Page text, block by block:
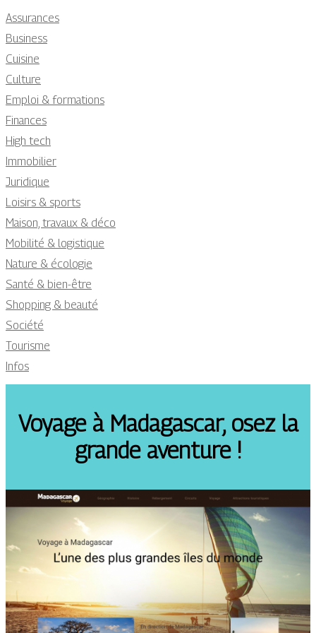
Assurances
Business
Cuisine
Culture
Emploi & formations
Finances
High tech
Immobilier
Juridique
Loisirs & sports
Maison, travaux & déco
Mobilité & logistique
Nature & écologie
Santé & bien-être
Shopping & beauté
Société
Tourisme
Infos
Voyage à Madagascar, osez la
grande aventure !